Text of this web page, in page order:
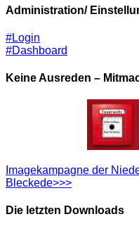
Administration/
#Login
#Dashboard
Keine Ausreden –
Imagekampagne der
Bleckede>>>
Die letzten Downloads